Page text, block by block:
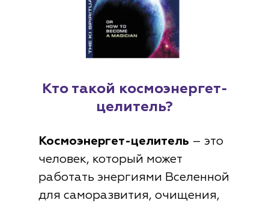
Космоэнергет-целитель – это
человек, который может
работать энергиями Вселенной
для саморазвития, очищения,
Кто такой космоэнергет-
целитель?